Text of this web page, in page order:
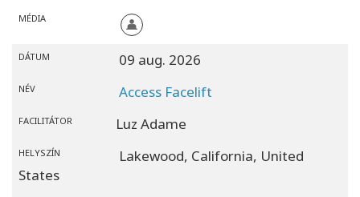
Tanítsd
MÉDIA
DÁTUM 09 aug. 2026
NÉV Access Facelift
FACILITÁTOR Luz Adame
HELYSZÍN Lakewood, California, United
States